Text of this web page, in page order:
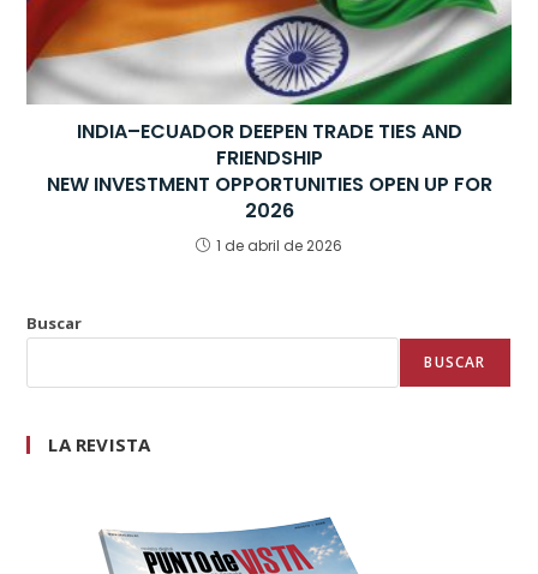
INDIA–ECUADOR DEEPEN TRADE TIES AND
FRIENDSHIP
NEW INVESTMENT OPPORTUNITIES OPEN UP FOR
2026
1 de abril de 2026
Buscar
BUSCAR
LA REVISTA